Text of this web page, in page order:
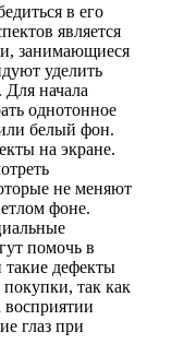
в его
является
занимающиеся
уделить
начала
однотонное
белый фон.
на экране.
не меняют
фоне.
помочь в
дефекты
так как
восприятии
глаз при